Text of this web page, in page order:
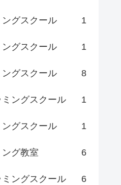
グスクール 1
グスクール 1
グスクール 8
ングスクール 1
グスクール 1
グ教室 6
ングスクール 6